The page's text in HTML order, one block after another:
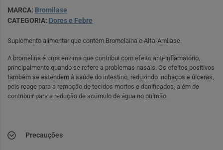
MARCA: Bromilase
CATEGORIA: Dores e Febre
Suplemento alimentar que contém Bromelaína e Alfa-Amilase.
A bromelina é uma enzima que contribui com efeito anti-inflamatório,
principalmente quando se refere a problemas nasais. Os efeitos positivos
também se estendem à saúde do intestino, reduzindo inchaços e úlceras,
pois reage para a remoção de tecidos mortos e danificados, além de
contribuir para a redução de acúmulo de água no pulmão.
Precauções